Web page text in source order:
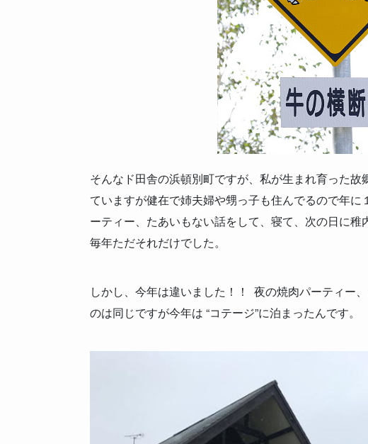
そんなド田舎の浜頓別町ですが、私が生まれ育った
ていますが健在で姉夫婦や甥っ子も住んでるので年
ーティー、たあいもない話をして、寝て、次の日に稚
毎年ただそれだけでした。
しかし、今年は違いました！！ 夜の焼肉パーティー
のは同じですが今年は “コテージ”に泊まったんです。